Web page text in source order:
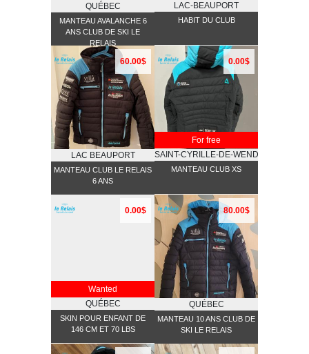
QUÉBEC
MANTEAU AVALANCHE 6
ANS CLUB DE SKI LE
RELAIS
LAC-BEAUPORT
HABIT DU CLUB
60.00$
LAC BEAUPORT
MANTEAU CLUB LE RELAIS
6 ANS
0.00$
For free
SAINT-CYRILLE-DE-WENDOVER
MANTEAU CLUB XS
0.00$
Wanted
QUÉBEC
SKIN POUR ENFANT DE
146 CM ET 70 LBS
80.00$
QUÉBEC
MANTEAU 10 ANS CLUB DE
SKI LE RELAIS